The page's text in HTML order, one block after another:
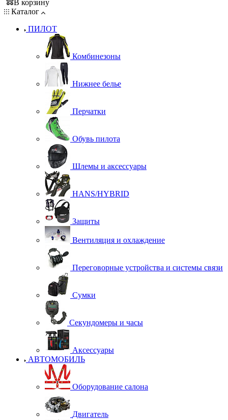
В корзину
Каталог
ПИЛОТ
Комбинезоны
Нижнее белье
Перчатки
Обувь пилота
Шлемы и аксессуары
HANS/HYBRID
Защиты
Вентиляция и охлаждение
Переговорные устройства и системы связи
Сумки
Секундомеры и часы
Аксессуары
АВТОМОБИЛЬ
Оборудование салона
Двигатель